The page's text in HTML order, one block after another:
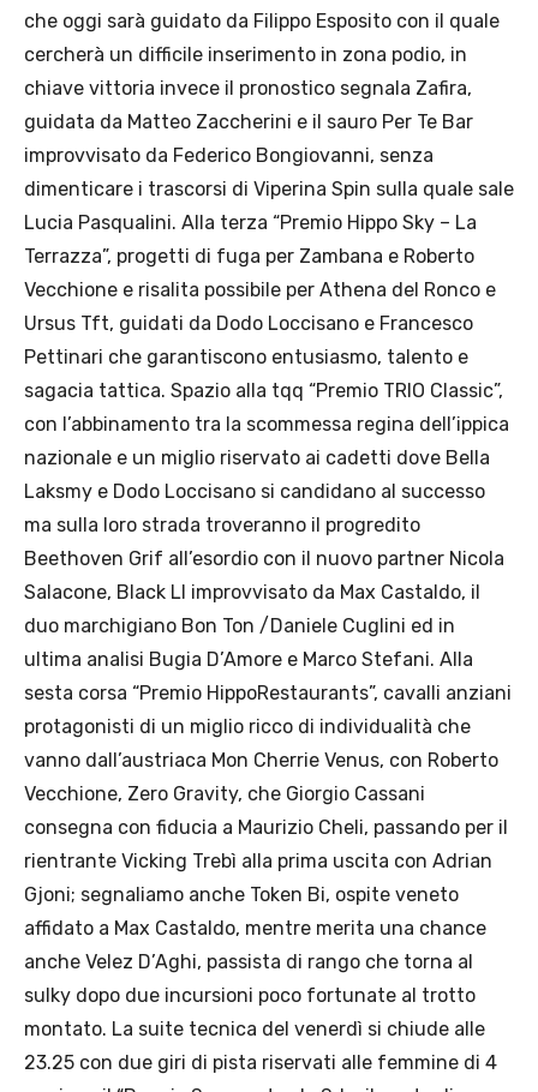
che oggi sarà guidato da Filippo Esposito con il quale
cercherà un difficile inserimento in zona podio, in
chiave vittoria invece il pronostico segnala Zafira,
guidata da Matteo Zaccherini e il sauro Per Te Bar
improvvisato da Federico Bongiovanni, senza
dimenticare i trascorsi di Viperina Spin sulla quale sale
Lucia Pasqualini. Alla terza “Premio Hippo Sky – La
Terrazza”, progetti di fuga per Zambana e Roberto
Vecchione e risalita possibile per Athena del Ronco e
Ursus Tft, guidati da Dodo Loccisano e Francesco
Pettinari che garantiscono entusiasmo, talento e
sagacia tattica. Spazio alla tqq “Premio TRIO Classic”,
con l’abbinamento tra la scommessa regina dell’ippica
nazionale e un miglio riservato ai cadetti dove Bella
Laksmy e Dodo Loccisano si candidano al successo
ma sulla loro strada troveranno il progredito
Beethoven Grif all’esordio con il nuovo partner Nicola
Salacone, Black Ll improvvisato da Max Castaldo, il
duo marchigiano Bon Ton /Daniele Cuglini ed in
ultima analisi Bugia D’Amore e Marco Stefani. Alla
sesta corsa “Premio HippoRestaurants”, cavalli anziani
protagonisti di un miglio ricco di individualità che
vanno dall’austriaca Mon Cherrie Venus, con Roberto
Vecchione, Zero Gravity, che Giorgio Cassani
consegna con fiducia a Maurizio Cheli, passando per il
rientrante Vicking Trebì alla prima uscita con Adrian
Gjoni; segnaliamo anche Token Bi, ospite veneto
affidato a Max Castaldo, mentre merita una chance
anche Velez D’Aghi, passista di rango che torna al
sulky dopo due incursioni poco fortunate al trotto
montato. La suite tecnica del venerdì si chiude alle
23.25 con due giri di pista riservati alle femmine di 4